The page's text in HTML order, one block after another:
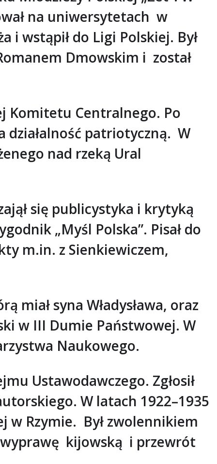
na uniwersytetach w
i wstąpił do Ligi Polskiej. Był
Dmowskim i został
Komitetu Centralnego. Po
działalność patriotyczną. W
nad rzeką Ural
się publicystyka i krytyką
„Myśl Polska”. Pisał do
m.in. z Sienkiewiczem,
miał syna Władysława, oraz
w III Dumie Państwowej. W
Naukowego.
Ustawodawczego. Zgłosił
W latach 1922–1935
w Rzymie. Był zwolennikiem
wyprawę kijowską i przewrót